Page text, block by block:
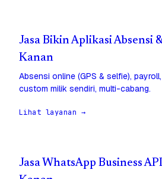
Jasa Bikin Aplikasi Absensi
Kanan
Absensi online (GPS & selfie),
custom milik sendiri, multi-cabang.
Lihat layanan →
Jasa WhatsApp Business